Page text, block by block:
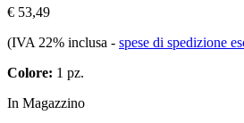
€ 53,49
(IVA 22% inclusa - spese di spedizione
Colore: 1 pz.
In Magazzino